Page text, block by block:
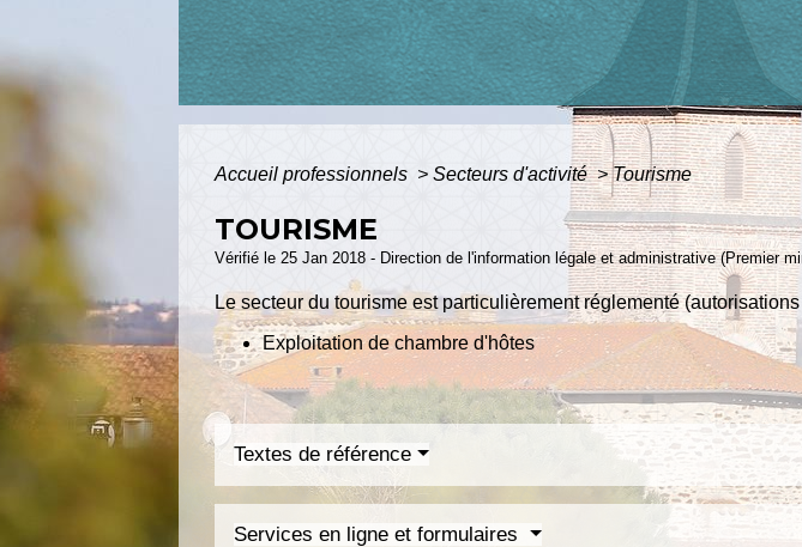
Accueil professionnels > Secteurs d'activité> Tourisme
TOURISME
Vérifié le 25 Jan 2018 - Direction de l'information légale et administrative (Premier
Le secteur du tourisme est particulièrement réglementé
Exploitation de chambre d'hôtes
Textes de référence
Services en ligne et formulaires